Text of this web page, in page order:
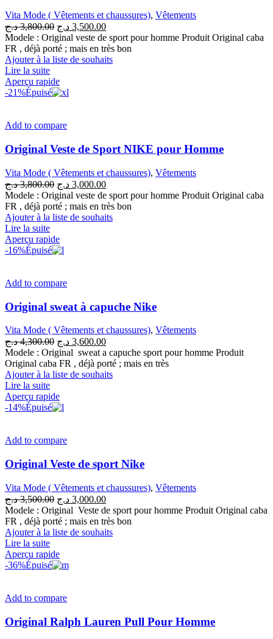
Vita Mode ( Vêtements et chaussures), Vêtements
3,800.00 د.ج
Le
prix
initial
était :
3,500.00 د.ج
Le
prix
actuel
est :
Modele : Original veste de sport pour homme Produit Original caba
FR , déjà porté ; mais en très bon
Ajouter à la liste de souhaits
Lire la suite
Aperçu rapide
-21%Épuisé
Add to compare
Original Veste de Sport NIKE pour Homme
Vita Mode ( Vêtements et chaussures), Vêtements
3,800.00 د.ج
Le
prix
initial
était :
3,000.00 د.ج
Le
prix
actuel
est :
Modele : Original veste de sport pour homme Produit Original caba
FR , déjà porté ; mais en très bon
Ajouter à la liste de souhaits
Lire la suite
Aperçu rapide
-16%Épuisé
Add to compare
Original sweat à capuche Nike
Vita Mode ( Vêtements et chaussures), Vêtements
4,300.00 د.ج
Le
prix
initial
était :
3,600.00 د.ج
Le
prix
actuel
est :
Modele : Original sweat a capuche sport pour homme Produit
Original caba FR , déjà porté ; mais en très
Ajouter à la liste de souhaits
Lire la suite
Aperçu rapide
-14%Épuisé
Add to compare
Original Veste de sport Nike
Vita Mode ( Vêtements et chaussures), Vêtements
3,500.00 د.ج
Le
prix
initial
était :
3,000.00 د.ج
Le
prix
actuel
est :
Modele : Original Veste de sport pour homme Produit Original caba
FR , déjà porté ; mais en très bon
Ajouter à la liste de souhaits
Lire la suite
Aperçu rapide
-36%Épuisé
Add to compare
Original Ralph Lauren Pull Pour Homme